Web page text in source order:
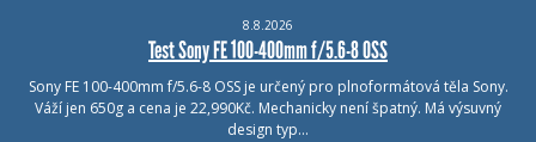
8.8.2026
Test Sony FE 100-400mm f/5.6-8 OSS
Sony FE 100-400mm f/5.6-8 OSS je určený pro plnoformátová těla Sony.
Váží jen 650g a cena je 22,990Kč. Mechanicky není špatný. Má výsuvný
design typ…